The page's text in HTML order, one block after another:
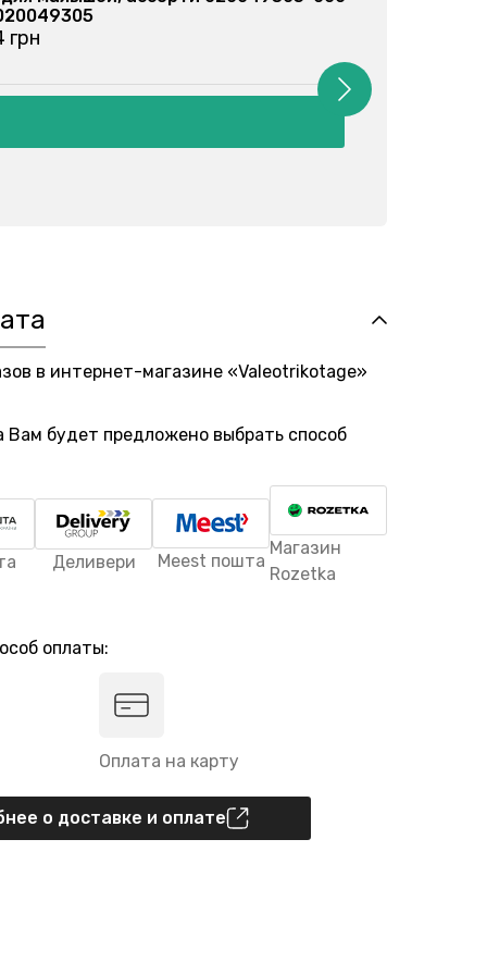
грн
в интернет-магазине «Valeotrikotage»
Вам будет предложено выбрать способ
Деливери Meest пошта
Магазин
Rozetka
оплаты:
Оплата на карту
о доставке и оплате